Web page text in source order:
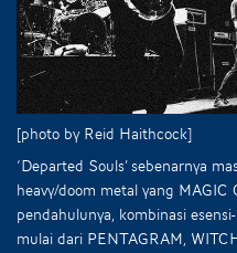
[photo by Reid Haithcock]
‘Departed Souls’ sebenarnya
heavy/doom metal yang
pendahulunya, kombinasi
mulai dari PENTAGRAM,